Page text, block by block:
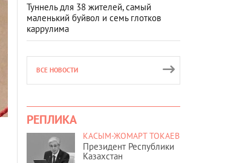
Туннель для 38 жителей, самый
маленький буйвол и семь глотков
каррулима
ВСЕ НОВОСТИ
РЕПЛИКА
КАСЫМ-ЖОМАРТ ТОКАЕВ
Президент Республики
Казахстан